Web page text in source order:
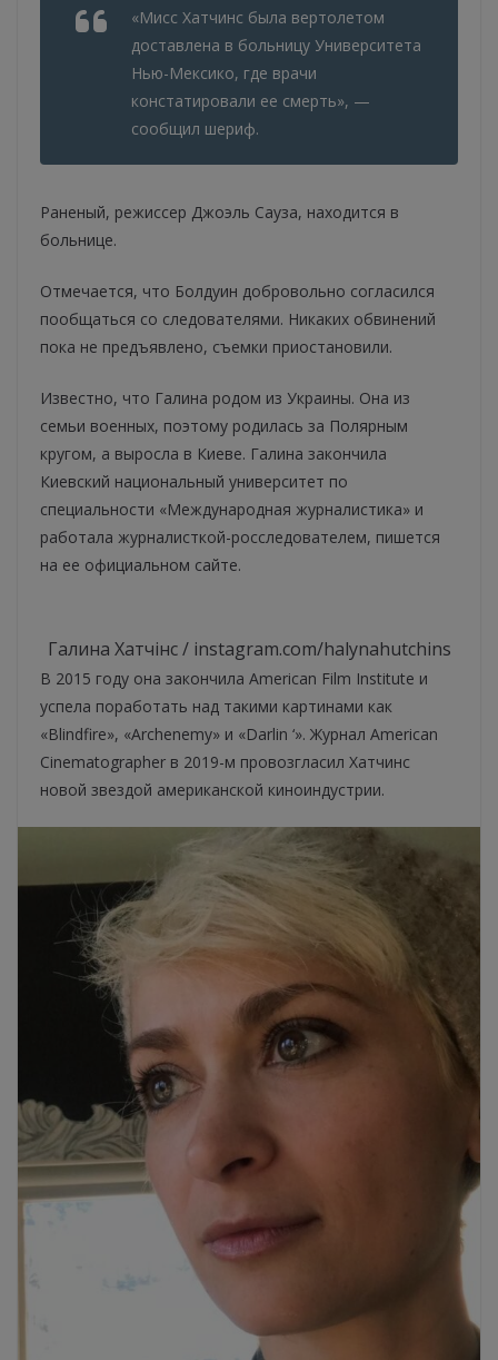
«Мисс Хатчинс была вертолетом
доставлена в больницу Университета
Нью-Мексико, где врачи
констатировали ее смерть», —
сообщил шериф.
Раненый, режиссер Джоэль Сауза, находится в
больнице.
Отмечается, что Болдуин добровольно согласился
пообщаться со следователями. Никаких обвинений
пока не предъявлено, съемки приостановили.
Известно, что Галина родом из Украины. Она из
семьи военных, поэтому родилась за Полярным
кругом, а выросла в Киеве. Галина закончила
Киевский национальный университет по
специальности «Международная журналистика» и
работала журналисткой-росследователем, пишется
на ее официальном сайте.
Галина Хатчінс / instagram.com/halynahutchins
В 2015 году она закончила American Film Institute и
успела поработать над такими картинами как
«Blindfire», «Archenemy» и «Darlin ‘». Журнал American
Cinematographer в 2019-м провозгласил Хатчинс
новой звездой американской киноиндустрии.